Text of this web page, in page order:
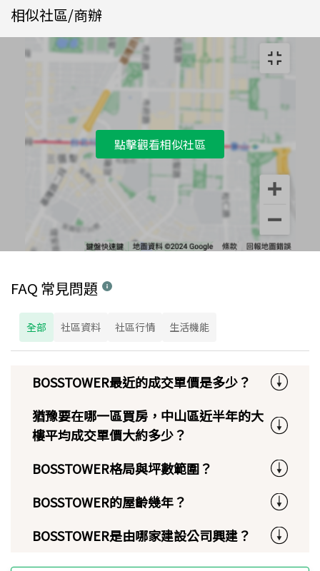
相似社區/商辦
點擊觀看相似社區
FAQ 常見問題
全部 社區資料 社區行情 生活機能
BOSSTOWER最近的成交單價是多少？
猶豫要在哪一區買房，中山區近半年的大
樓平均成交單價大約多少？
BOSSTOWER格局與坪數範圍？
BOSSTOWER的屋齡幾年？
BOSSTOWER是由哪家建設公司興建？